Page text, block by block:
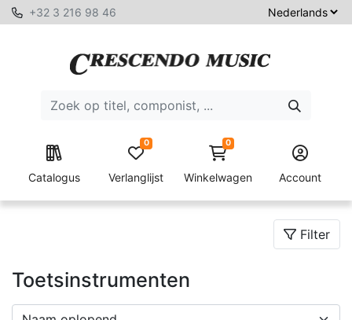
+32 3 216 98 46
Catalogus Verlanglijst
0 0
Winkelwagen Account
Filter
Toetsinstrumenten